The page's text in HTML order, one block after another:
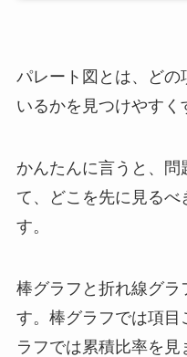
パレート図とは、どの
いるかを見つけやすく
かんたんに言うと、
て、どこを先に見る
す。
棒グラフと折れ線グラ
す。棒グラフでは項
ラフでは累積比率を見